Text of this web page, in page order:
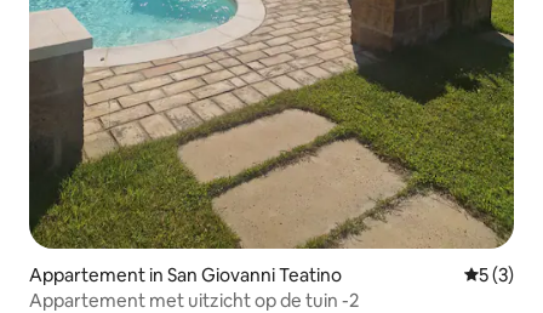
Appartement in San Giovanni Teatino
5 (3)
Appartement met uitzicht op de tuin -2